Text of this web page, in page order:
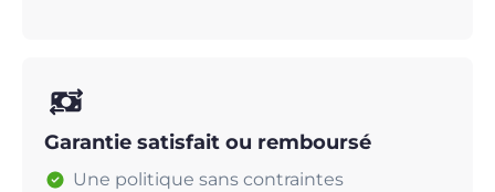
Garantie satisfait ou remboursé
Une politique sans contraintes